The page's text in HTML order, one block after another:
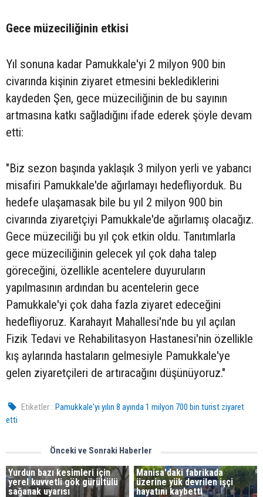
Gece müzeciliğinin etkisi
Yıl sonuna kadar Pamukkale'yi 2 milyon 900 bin
civarında kişinin ziyaret etmesini beklediklerini
kaydeden Şen, gece müzeciliğinin de bu sayının
artmasına katkı sağladığını ifade ederek şöyle devam
etti:
"Biz sezon başında yaklaşık 3 milyon yerli ve yabancı
misafiri Pamukkale'de ağırlamayı hedefliyorduk. Bu
hedefe ulaşamasak bile bu yıl 2 milyon 900 bin
civarında ziyaretçiyi Pamukkale'de ağırlamış olacağız.
Gece müzeciliği bu yıl çok etkin oldu. Tanıtımlarla
gece müzeciliğinin gelecek yıl çok daha talep
göreceğini, özellikle acentelere duyuruların
yapılmasının ardından bu acentelerin gece
Pamukkale'yi çok daha fazla ziyaret edeceğini
hedefliyoruz. Karahayıt Mahallesi'nde bu yıl açılan
Fizik Tedavi ve Rehabilitasyon Hastanesi'nin özellikle
kış aylarında hastaların gelmesiyle Pamukkale'ye
gelen ziyaretçileri de artıracağını düşünüyoruz."
Etiketler : Pamukkale'yi yılın 8 ayında 1 milyon 700 bin turist ziyaret
etti
Önceki ve Sonraki Haberler
Yurdun bazı kesimleri için
yerel kuvvetli gök gürültülü
sağanak uyarısı
Manisa'daki fabrikada
üzerine yük devrilen işçi
hayatını kaybetti